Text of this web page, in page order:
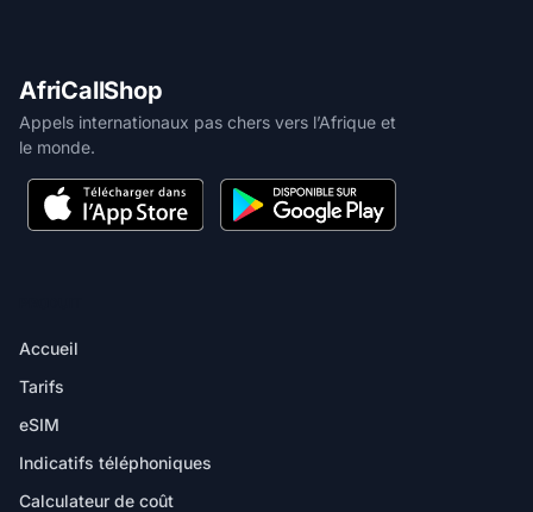
AfriCallShop
Appels internationaux pas chers vers l’Afrique et
le monde.
Accueil
Tarifs
eSIM
Indicatifs téléphoniques
Calculateur de coût